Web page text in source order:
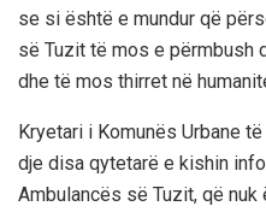
se si është e mundur që
së Tuzit të mos e përmbush
dhe të mos thirret në
Kryetari i Komunës Urbane
dje disa qytetarë e kishin
Ambulancës së Tuzit, që nuk